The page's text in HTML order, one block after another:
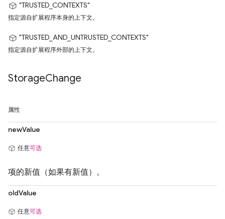
"TRUSTED_CONTEXTS"
指定源自扩展程序本身的上下文。
"TRUSTED_AND_UNTRUSTED_CONTEXTS"
指定源自扩展程序外部的上下文。
StorageChange
属性
newValue
任意可选
项的新值（如果有新值）。
oldValue
任意可选